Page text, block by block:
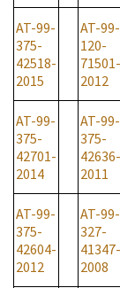
AT-99-
375-
42518-
2015
AT-99-
120-
71501-
2012
AT-99-
375-
42701-
2014
AT-99-
375-
42636-
2011
AT-99-
375-
42604-
2012
AT-99-
327-
41347-
2008